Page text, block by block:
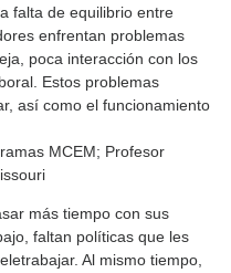
falta de equilibrio entre
enfrentan problemas
poca interacción con los
Estos problemas
así como el funcionamiento
MCEM; Profesor
más tiempo con sus
faltan políticas que les
Al mismo tiempo,